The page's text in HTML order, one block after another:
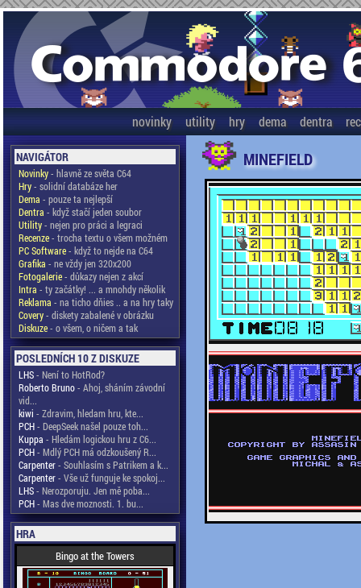
novinky utility hry dema dentra
NAVIGÁTOR
Novinky- hlavně ze světa C64
Hry- solidní databáze her
Dema - pouze ta nejlepší
Dentra - když stačí jeden soubor
Utility- nejen pro práci a legraci
Recenze- trocha textu o všem možném
PC Software- když to nejde na C64
Grafika - ne vždy jen 320x200
Fotogalerie- důkazy nejen z akcí
Intra - ty začátky! ... a mnohdy několik
Reklama - na ticho dňies .. a na hry taky
Covery- diskety zabalené v obrázku
Diskuze- o všem, o ničem a tak
POSLEDNÍCH 10 Z DISKUZE
LHS- Není to HotRod?
Roberto Bruno- Ahoj, sháním závodní
vid...
kiwi - Zdravim, hledam hru, kte...
PCH- DeepSeek našel pouze toh...
Kuppa - Hledám logickou hru z C6...
PCH- Mdlý PCH má odzkoušený R...
Carpenter- Souhlasím s Patrikem a k...
Carpenter- Vše už funguje ke spokoj...
LHS- Nerozporuju. Jen mě poba...
PCH- Mas dve moznosti. 1. bu...
HRA
Bingo at the Towers
MINEFIELD